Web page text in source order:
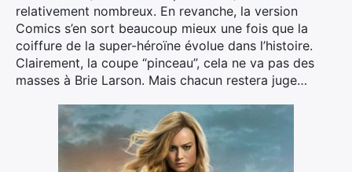
relativement nombreux. En revanche, la version
Comics s’en sort beaucoup mieux une fois que la
coiffure de la super-héroïne évolue dans l’histoire.
Clairement, la coupe “pinceau”, cela ne va pas des
masses à Brie Larson. Mais chacun restera juge…